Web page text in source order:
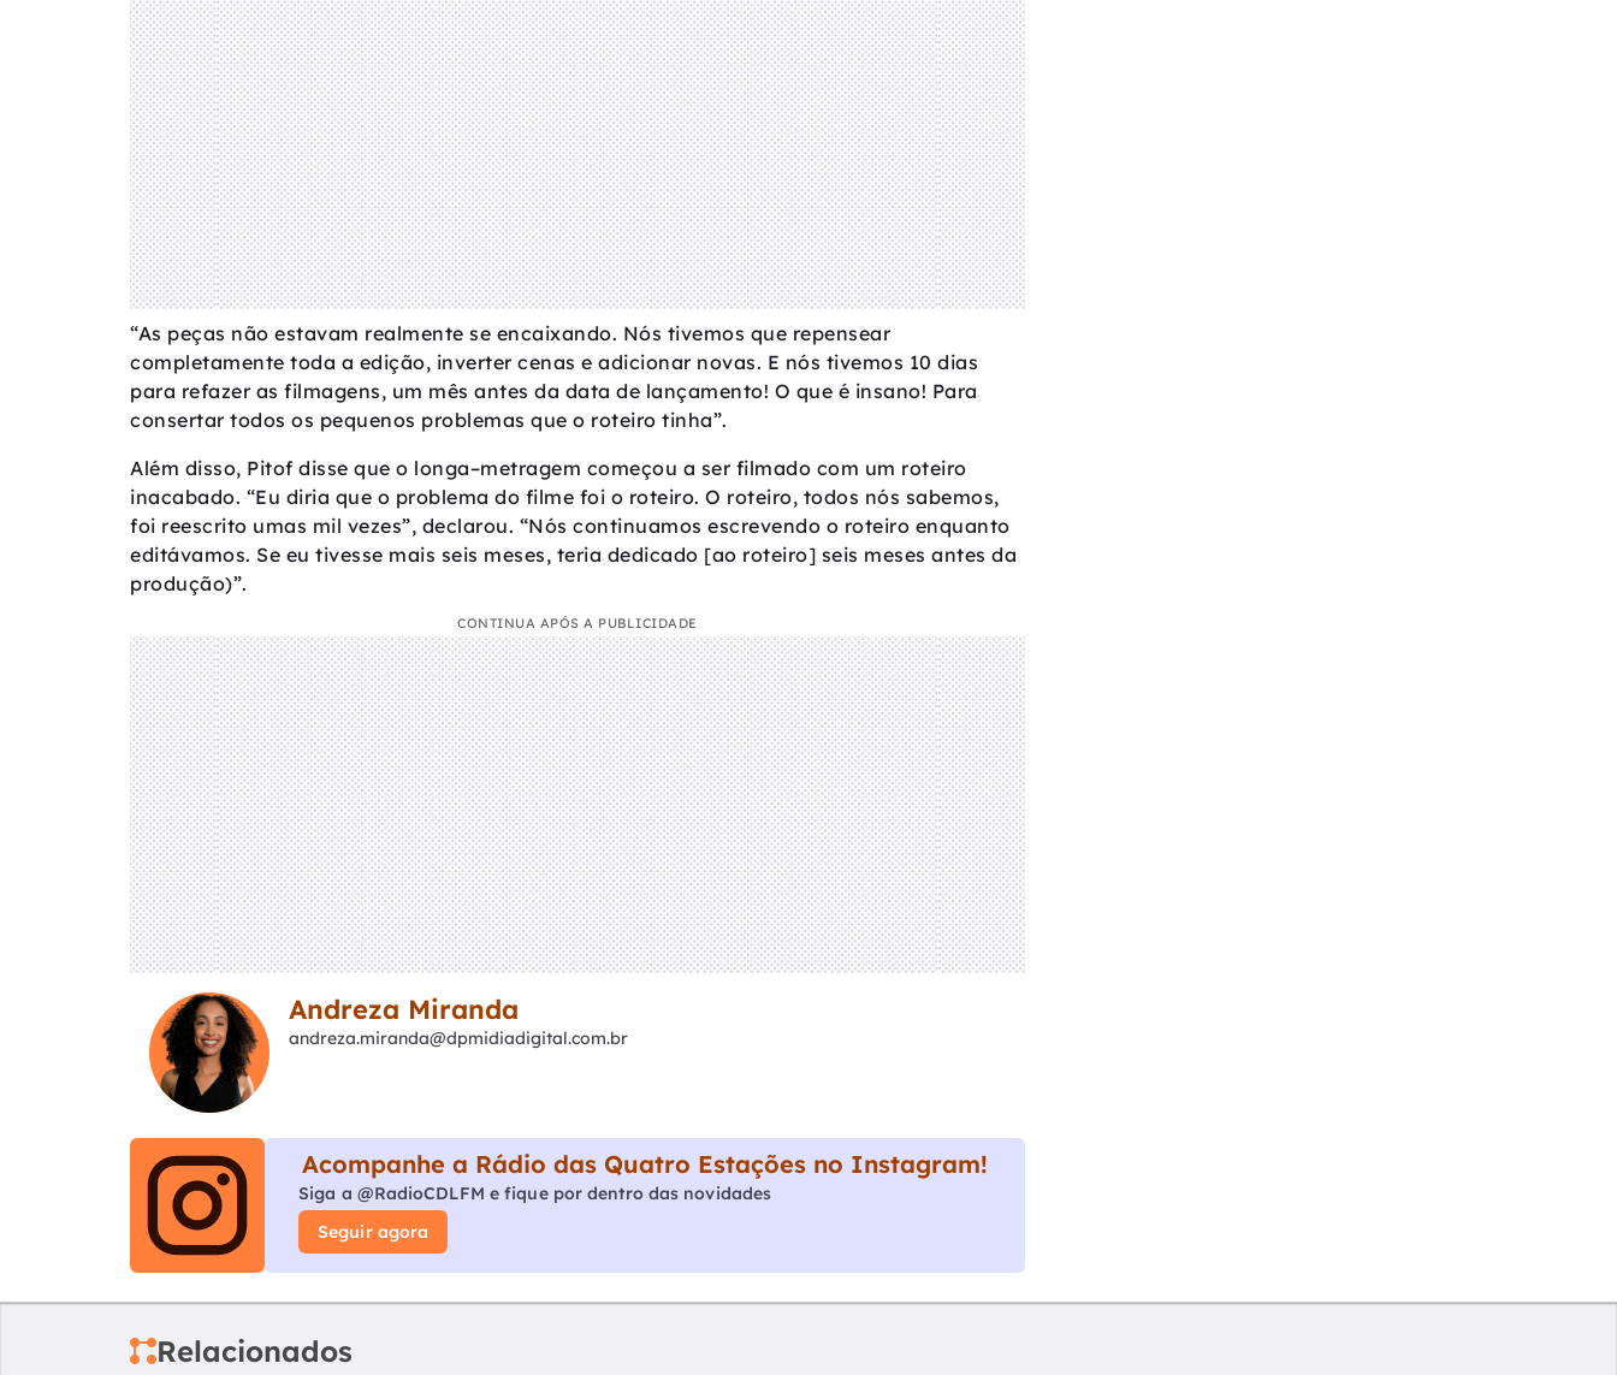
“As peças não estavam realmente se encaixando. Nós tivemos que repensear
completamente toda a edição, inverter cenas e adicionar novas. E nós tivemos 10 dias
para refazer as filmagens, um mês antes da data de lançamento! O que é insano! Para
consertar todos os pequenos problemas que o roteiro tinha”.
Além disso, Pitof disse que o longa–metragem começou a ser filmado com um roteiro
inacabado. “Eu diria que o problema do filme foi o roteiro. O roteiro, todos nós sabemos,
foi reescrito umas mil vezes”, declarou. “Nós continuamos escrevendo o roteiro enquanto
editávamos. Se eu tivesse mais seis meses, teria dedicado [ao roteiro] seis meses antes da
produção)”.
CONTINUA APÓS A PUBLICIDADE
Andreza Miranda
andreza.miranda@dpmidiadigital.com.br
Acompanhe a Rádio das Quatro Estações no Instagram!
Siga a @RadioCDLFM e fique por dentro das novidades
Seguir agora
Relacionados